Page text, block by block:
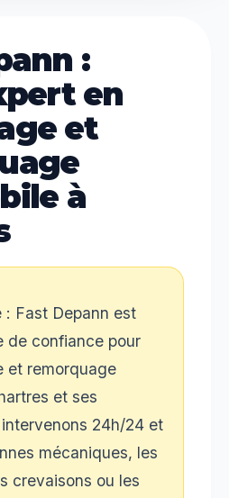
:
en
et
à
: Fast Depann est
de confiance pour
et remorquage
et ses
24h/24 et
mécaniques, les
crevaisons ou les